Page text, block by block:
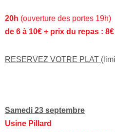
20h (ouverture des portes 19h)
de 6 à 10€ + prix du repas : 8€
RESERVEZ VOTRE PLAT
Samedi 23 septembre
Usine Pillard